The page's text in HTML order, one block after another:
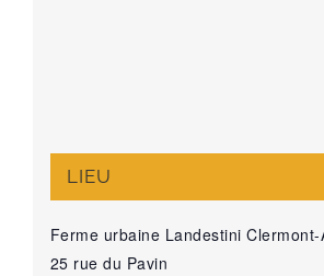
LIEU
Ferme urbaine Landestini
25 rue du Pavin